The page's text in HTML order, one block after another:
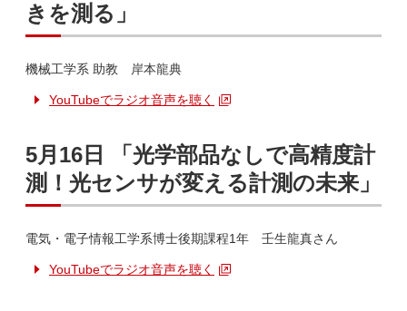
きを測る」
機械工学系 助教 岸本龍典
YouTubeでラジオ音声を聴く
5月16日 「光学部品なしで高精度計
測！光センサが変える計測の未来」
電気・電子情報工学系博士後期課程1年 壬生龍真さん
YouTubeでラジオ音声を聴く